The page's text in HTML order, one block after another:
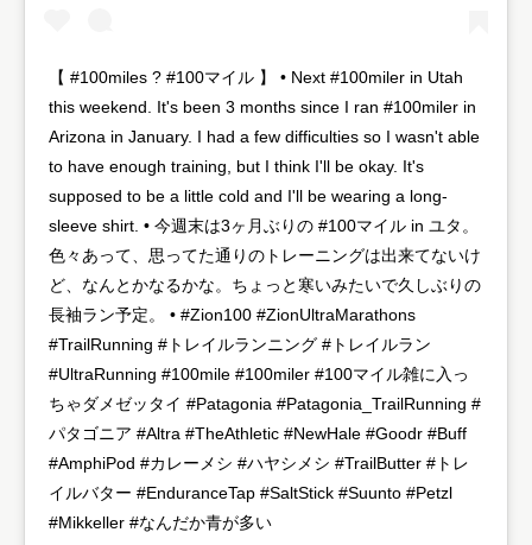
【 #100miles ? #100マイル 】 • Next #100miler in Utah
this weekend. It's been 3 months since I ran #100miler in
Arizona in January. I had a few difficulties so I wasn't able
to have enough training, but I think I'll be okay. It's
supposed to be a little cold and I'll be wearing a long-
sleeve shirt. • 今週末は3ヶ月ぶりの #100マイル in ユタ。
色々あって、思ってた通りのトレーニングは出来てないけ
ど、なんとかなるかな。ちょっと寒いみたいで久しぶりの
長袖ラン予定。 • #Zion100 ​#ZionUltraMarathons
#TrailRunning #トレイルランニング #トレイルラン
#UltraRunning #100mile #100miler #100マイル雑に入っ
ちゃダメゼッタイ #Patagonia #Patagonia_TrailRunning #
パタゴニア #Altra #TheAthletic #NewHale #Goodr #Buff
#AmphiPod #カレーメシ #ハヤシメシ #TrailButter #トレ
イルバター #EnduranceTap #SaltStick #Suunto #Petzl
#Mikkeller #なんだか青が多い